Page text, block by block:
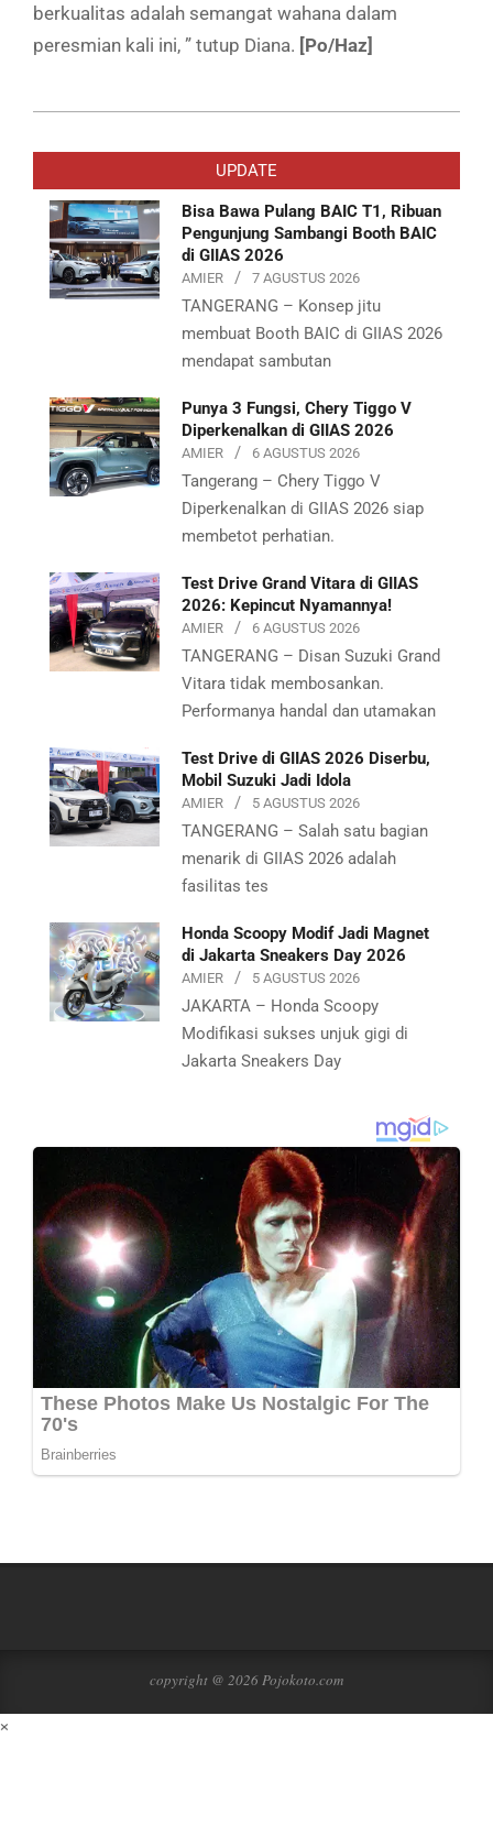
berkualitas adalah semangat wahana dalam
peresmian kali ini, ” tutup Diana. [Po/Haz]
07-
UPDATE
Bisa Bawa Pulang BAIC T1, Ribuan
Pengunjung Sambangi Booth BAIC
di GIIAS 2026
AMIER 7 AGUSTUS 2026
TANGERANG – Konsep jitu
membuat Booth BAIC di GIIAS 2026
mendapat sambutan
Punya 3 Fungsi, Chery Tiggo V
Diperkenalkan di GIIAS 2026
AMIER 6 AGUSTUS 2026
Tangerang – Chery Tiggo V
Diperkenalkan di GIIAS 2026 siap
membetot perhatian.
Test Drive Grand Vitara di GIIAS
2026: Kepincut Nyamannya!
AMIER 6 AGUSTUS 2026
TANGERANG – Disan Suzuki Grand
Vitara tidak membosankan.
Performanya handal dan utamakan
Test Drive di GIIAS 2026 Diserbu,
Mobil Suzuki Jadi Idola
AMIER 5 AGUSTUS 2026
TANGERANG – Salah satu bagian
menarik di GIIAS 2026 adalah
fasilitas tes
Honda Scoopy Modif Jadi Magnet
di Jakarta Sneakers Day 2026
AMIER 5 AGUSTUS 2026
JAKARTA – Honda Scoopy
Modifikasi sukses unjuk gigi di
Jakarta Sneakers Day
copyright @ 2026 Pojokoto.com
×